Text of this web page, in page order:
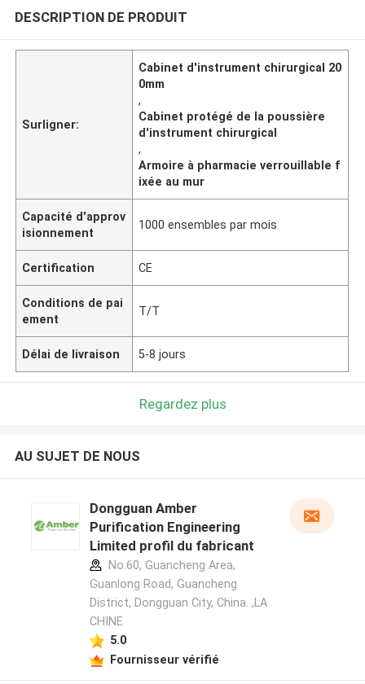
DESCRIPTION DE PRODUIT
Surligner:
Cabinet d'instrument chirurgical 20
0mm
,
Cabinet protégé de la poussière
d'instrument chirurgical
,
Armoire à pharmacie verrouillable f
ixée au mur
Capacité d'approv
isionnement
1000 ensembles par mois
Certification CE
Conditions de pai
ement
T/T
Délai de livraison 5-8 jours
Regardez plus
AU SUJET DE NOUS
Dongguan Amber
Purification Engineering
Limited profil du fabricant
No.60, Guancheng Area,
Guanlong Road, Guancheng
District, Dongguan City, China. ,LA
CHINE
5.0
Fournisseur vérifié